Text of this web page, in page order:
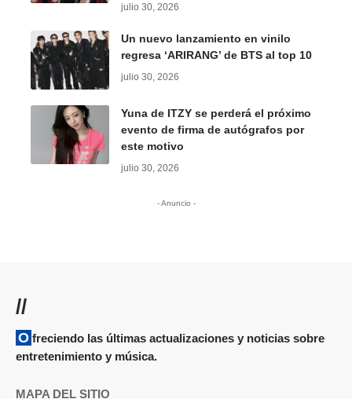
julio 30, 2026
Un nuevo lanzamiento en vinilo
regresa ‘ARIRANG’ de BTS al top 10
julio 30, 2026
Yuna de ITZY se perderá el próximo
evento de firma de autógrafos por
este motivo
julio 30, 2026
- Anuncio -
//
Ofreciendo las últimas actualizaciones y noticias sobre
entretenimiento y música.
MAPA DEL SITIO